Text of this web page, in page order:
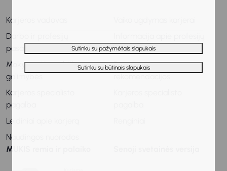
Sutinku su pažymėtais slapukais
Sutinku su būtinais slapukais
Karjeros vadovas
Darbo ir profesijų
pasaulis
Mokymosi ir praktikos
galimybės
Karjeros specialisto
pagalba
Leidiniai apie karjerą
Naudingos nuorodos
ir darbo pasaulį
Patarimai ir
rekomendacijos
MUKIS remia ir palaiko